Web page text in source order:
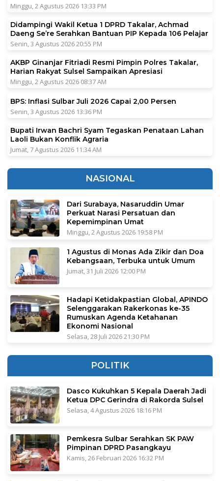
Minggu, 2 Agustus 2026 13:33 PM
Didampingi Wakil Ketua 1 DPRD Takalar, Achmad
Daeng Se’re Serahkan Bantuan PIP Kepada 106 Pelajar
Senin, 3 Agustus 2026 20:55 PM
AKBP Ginanjar Fitriadi Resmi Pimpin Polres Takalar,
Harian Rakyat Sulsel Sampaikan Apresiasi
Minggu, 2 Agustus 2026 08:37 AM
BPS: Inflasi Sulbar Juli 2026 Capai 2,00 Persen
Senin, 3 Agustus 2026 13:36 PM
Bupati Irwan Bachri Syam Tegaskan Penataan Lahan
Laoli Bukan Konflik Agraria
Jumat, 7 Agustus 2026 11:34 AM
NASIONAL
Dari Surabaya, Nasaruddin Umar
Perkuat Narasi Persatuan dan
Kepemimpinan Umat
Minggu, 2 Agustus 2026 19:58 PM
1 Agustus di Monas Ada Zikir dan Doa
Kebangsaan, Terbuka untuk Umum
Jumat, 31 Juli 2026 12:00 PM
Hadapi Ketidakpastian Global, APINDO
Selenggarakan Rakerkonas ke-35
Rumuskan Agenda Ketahanan
Ekonomi Nasional
Selasa, 28 Juli 2026 21:30 PM
POLITIK
Dasco Kukuhkan 5 Kepala Daerah Jadi
Ketua DPC Gerindra di Rakorda Sulsel
Selasa, 4 Agustus 2026 18:16 PM
Pemkesra Sulbar Serahkan SK PAW
Pimpinan DPRD Pasangkayu
Kamis, 26 Februari 2026 16:32 PM